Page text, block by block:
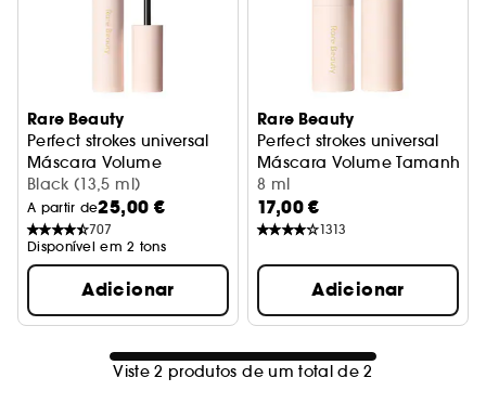
Rare Beauty
Perfect strokes universal
Máscara Volume
Black (13,5 ml)
A partir de25,00 €
707
Disponível em 2 tons
Adicionar
Rare Beauty
Perfect strokes universal
Máscara Volume Tamanho
8 ml
17,00 €
1313
Adicionar
Viste 2 produtos de um total de 2